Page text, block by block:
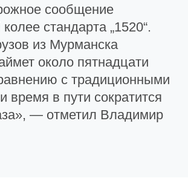
сообщение
стандарта „1520“.
из Мурманска
около пятнадцати
с традиционными
время в пути сократится
— отметил Владимир